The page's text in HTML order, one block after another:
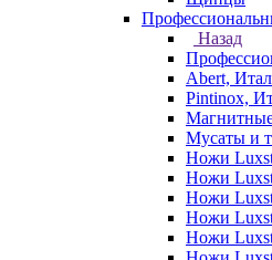
Назад
Abert,
Pintinox,
Мусаты и
Ножи
Ножи
Ножи
Ножи
Ножи